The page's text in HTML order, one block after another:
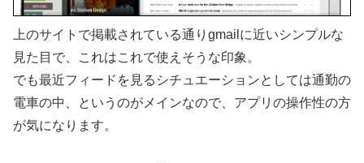
上のサイトで掲載されている通りgmailに近いシンプルな
見た目で、これはこれで使えそうな印象。
でも最近フィードを見るシチュエーションとしては通勤の
電車の中、というのがメインなので、アプリの操作性の方
が気になります。